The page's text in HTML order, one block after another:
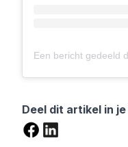
Een bericht gedeeld
Deel dit artikel in